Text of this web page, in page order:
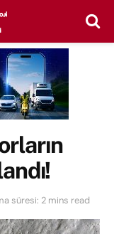
süresi: 2 mins read